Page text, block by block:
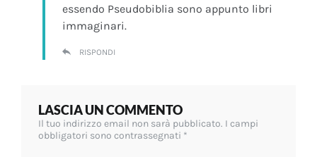
essendo Pseudobiblia sono appunto libri
immaginari.
RISPONDI
LASCIA UN COMMENTO
Il tuo indirizzo email non sarà pubblicato. I campi
obbligatori sono contrassegnati *